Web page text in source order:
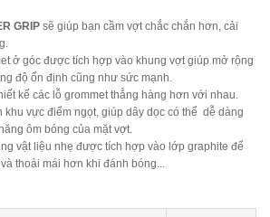
GRIP sẽ giúp bạn cầm vợt chắc chắn hơn, cải
ở góc được tích hợp vào khung vợt giúp mở rộng
độ ổn định cũng như sức mạnh.
kế các lỗ grommet thẳng hàng hơn với nhau.
khu vực điểm ngọt, giúp dây dọc có thể dễ dàng
ôm bóng của mặt vợt.
vật liệu nhẹ được tích hợp vào lớp graphite để
thoải mái hơn khi đánh bóng...